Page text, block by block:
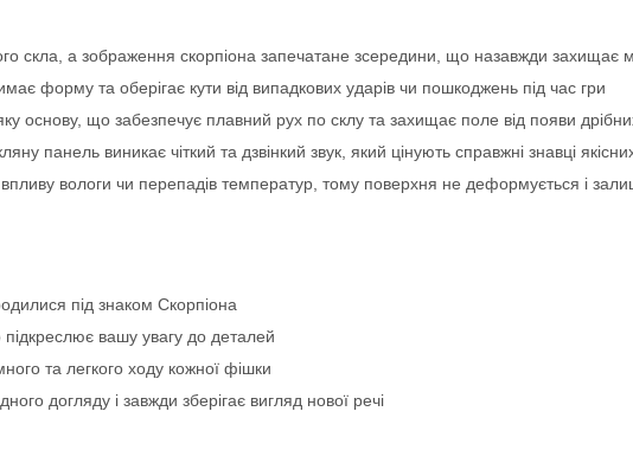
скла, а зображення скорпіона запечатане зсередини, що назавжди захищає
форму та оберігає кути від випадкових ударів чи пошкоджень під час гри
основу, що забезпечує плавний рух по склу та захищає поле від появи
панель виникає чіткий та дзвінкий звук, який цінують справжні знавці
вологи чи перепадів температур, тому поверхня не деформується і
під знаком Скорпіона
вашу увагу до деталей
та легкого ходу кожної фішки
догляду і завжди зберігає вигляд нової речі